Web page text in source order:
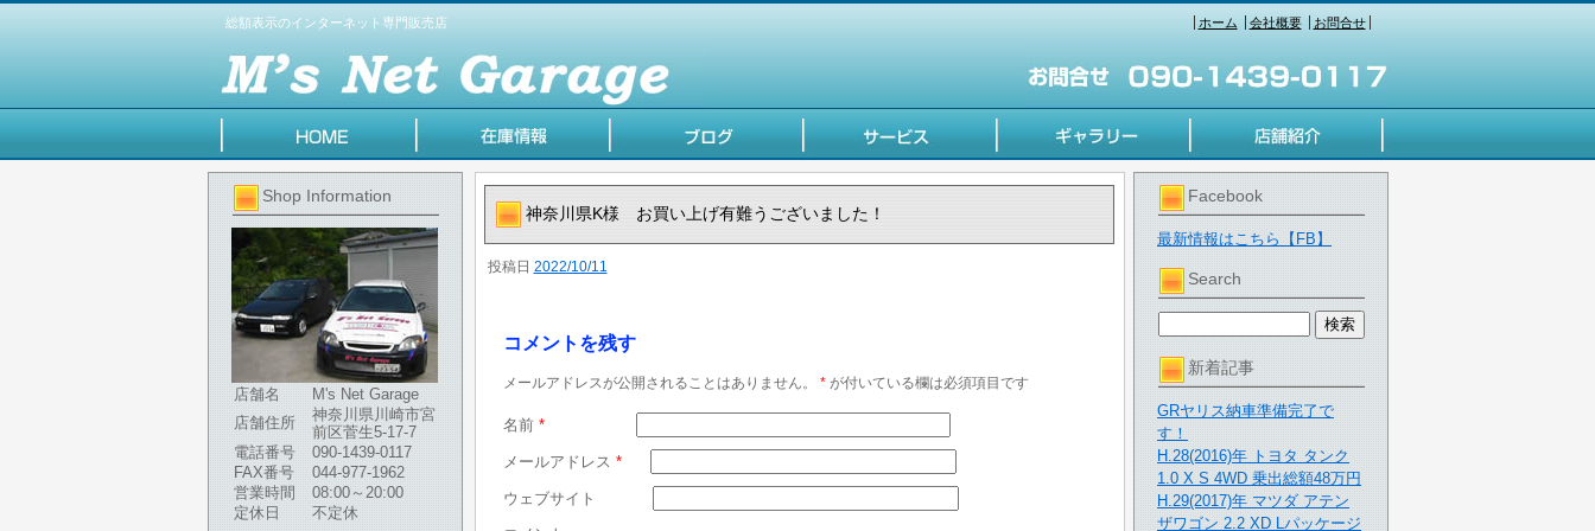
総額表示のインターネット専門販売店 ホーム 会社概要 お問合せ
Shop Information
店舗名
M's Net Garage
店舗住所
神奈川県川崎市宮
前区菅生5-17-7
電話番号
090-1439-0117
FAX番号
044-977-1962
営業時間
08:00～20:00
定休日
不定休
Facebook
最新情報はこちら【FB】
Search
新着記事
GRヤリス納車準備完了で
す！
H.28(2016)年 トヨタ タンク
1.0 X S 4WD 乗出総額48万円
H.29(2017)年 マツダ アテン
ザワゴン 2.2 XD Lパッケージ
神奈川県K様 お買い上げ有難うございました！
投稿日 2022/10/11
コメントを残す
メールアドレスが公開されることはありません。 *が付いている欄は必須項目です
名前 *
メールアドレス *
ウェブサイト